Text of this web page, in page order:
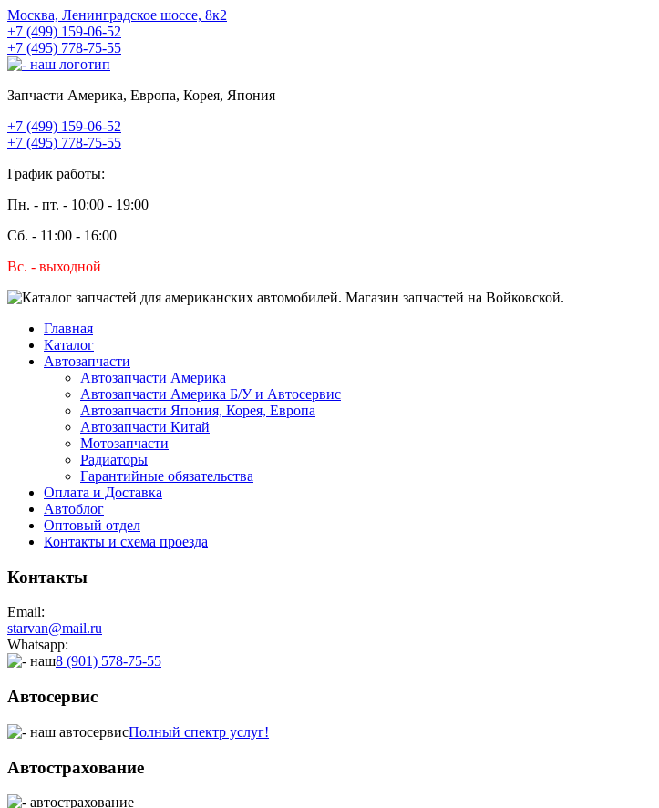
Москва, Ленинградское шоссе, 8к2
+7 (499) 159-06-52
+7 (495) 778-75-55
Запчасти Америка, Европа, Корея, Япония
+7 (499) 159-06-52
+7 (495) 778-75-55
График работы:
Пн. - пт. - 10:00 - 19:00
Сб. - 11:00 - 16:00
Вс. - выходной
Главная
Каталог
Автозапчасти
Автозапчасти Америка
Автозапчасти Америка Б/У и Автосервис
Автозапчасти Япония, Корея, Европа
Автозапчасти Китай
Мотозапчасти
Радиаторы
Гарантийные обязательства
Оплата и Доставка
Автоблог
Оптовый отдел
Контакты и схема проезда
Контакты
Email:
starvan@mail.ru
Whatsapp:
8 (901) 578-75-55
Автосервис
Полный спектр услуг!
Автострахование